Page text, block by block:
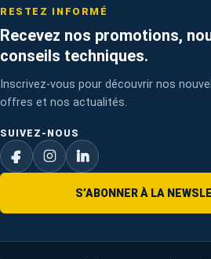
RESTEZ INFORMÉ
Recevez nos promotions,
conseils techniques.
Inscrivez-vous pour découvrir nos
offres et nos actualités.
SUIVEZ-NOUS
S’ABONNER À LA